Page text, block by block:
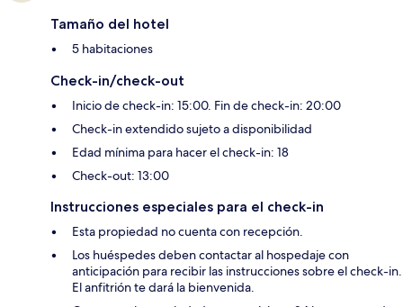
Tamaño del hotel
5 habitaciones
Check-in/check-out
Inicio de check-in: 15:00. Fin de check-in: 20:00
Check-in extendido sujeto a disponibilidad
Edad mínima para hacer el check-in: 18
Check-out: 13:00
Instrucciones especiales para el check-in
Esta propiedad no cuenta con recepción.
Los huéspedes deben contactar al hospedaje con
anticipación para recibir las instrucciones sobre el check-in.
El anfitrión te dará la bienvenida.